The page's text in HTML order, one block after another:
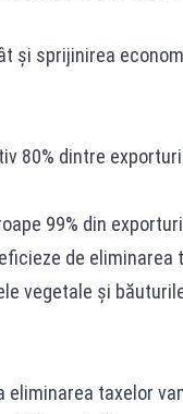
și sprijinirea
80% dintre
99% din
de eliminarea
vegetale și
eliminarea taxelor